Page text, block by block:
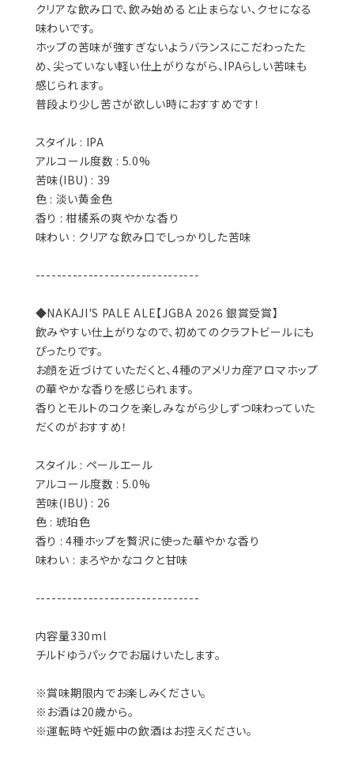
クリアな飲み口で、飲み始めると止まらない、クセになる
味わいです。
ホップの苦味が強すぎないようバランスにこだわったた
め、尖っていない軽い仕上がりながら、IPAらしい苦味も
感じられます。
普段より少し苦さが欲しい時におすすめです！
スタイル : IPA
アルコール度数 : 5.0%
苦味(IBU) : 39
色 : 淡い黄金色
香り : 柑橘系の爽やかな香り
味わい : クリアな飲み口でしっかりした苦味
-------------------------------
◆NAKAJI'S PALE ALE【JGBA 2026 銀賞受賞】
飲みやすい仕上がりなので、初めてのクラフトビールにも
ぴったりです。
お顔を近づけていただくと、4種のアメリカ産アロマホップ
の華やかな香りを感じられます。
香りとモルトのコクを楽しみながら少しずつ味わっていた
だくのがおすすめ！
スタイル : ペールエール
アルコール度数 : 5.0%
苦味(IBU) : 26
色 : 琥珀色
香り : 4種ホップを贅沢に使った華やかな香り
味わい : まろやかなコクと甘味
-------------------------------
内容量330ml
チルドゆうパックでお届けいたします。
※賞味期限内でお楽しみください。
※お酒は20歳から。
※運転時や妊娠中の飲酒はお控えください。